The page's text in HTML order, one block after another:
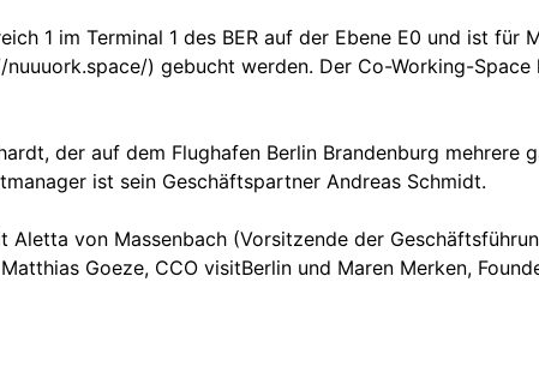
1 im Terminal 1 des BER auf der Ebene E0 und ist
) gebucht werden. Der Co-Working-
der auf dem Flughafen Berlin Brandenburg
ist sein Geschäftspartner Andreas Schmidt.
Aletta von Massenbach (Vorsitzende der
Goeze, CCO visitBerlin und Maren Merken,